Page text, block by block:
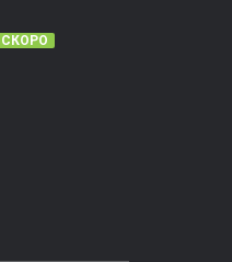
СКОРО